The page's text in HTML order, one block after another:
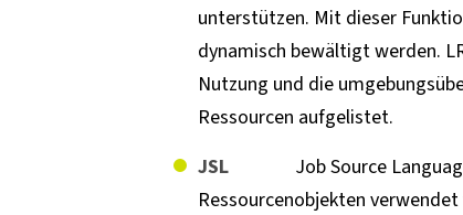
unterstützen. Mit dieser
dynamisch bewältigt werden.
Nutzung und die
Ressourcen aufgelistet.
JSL Job Source
Ressourcenobjekten